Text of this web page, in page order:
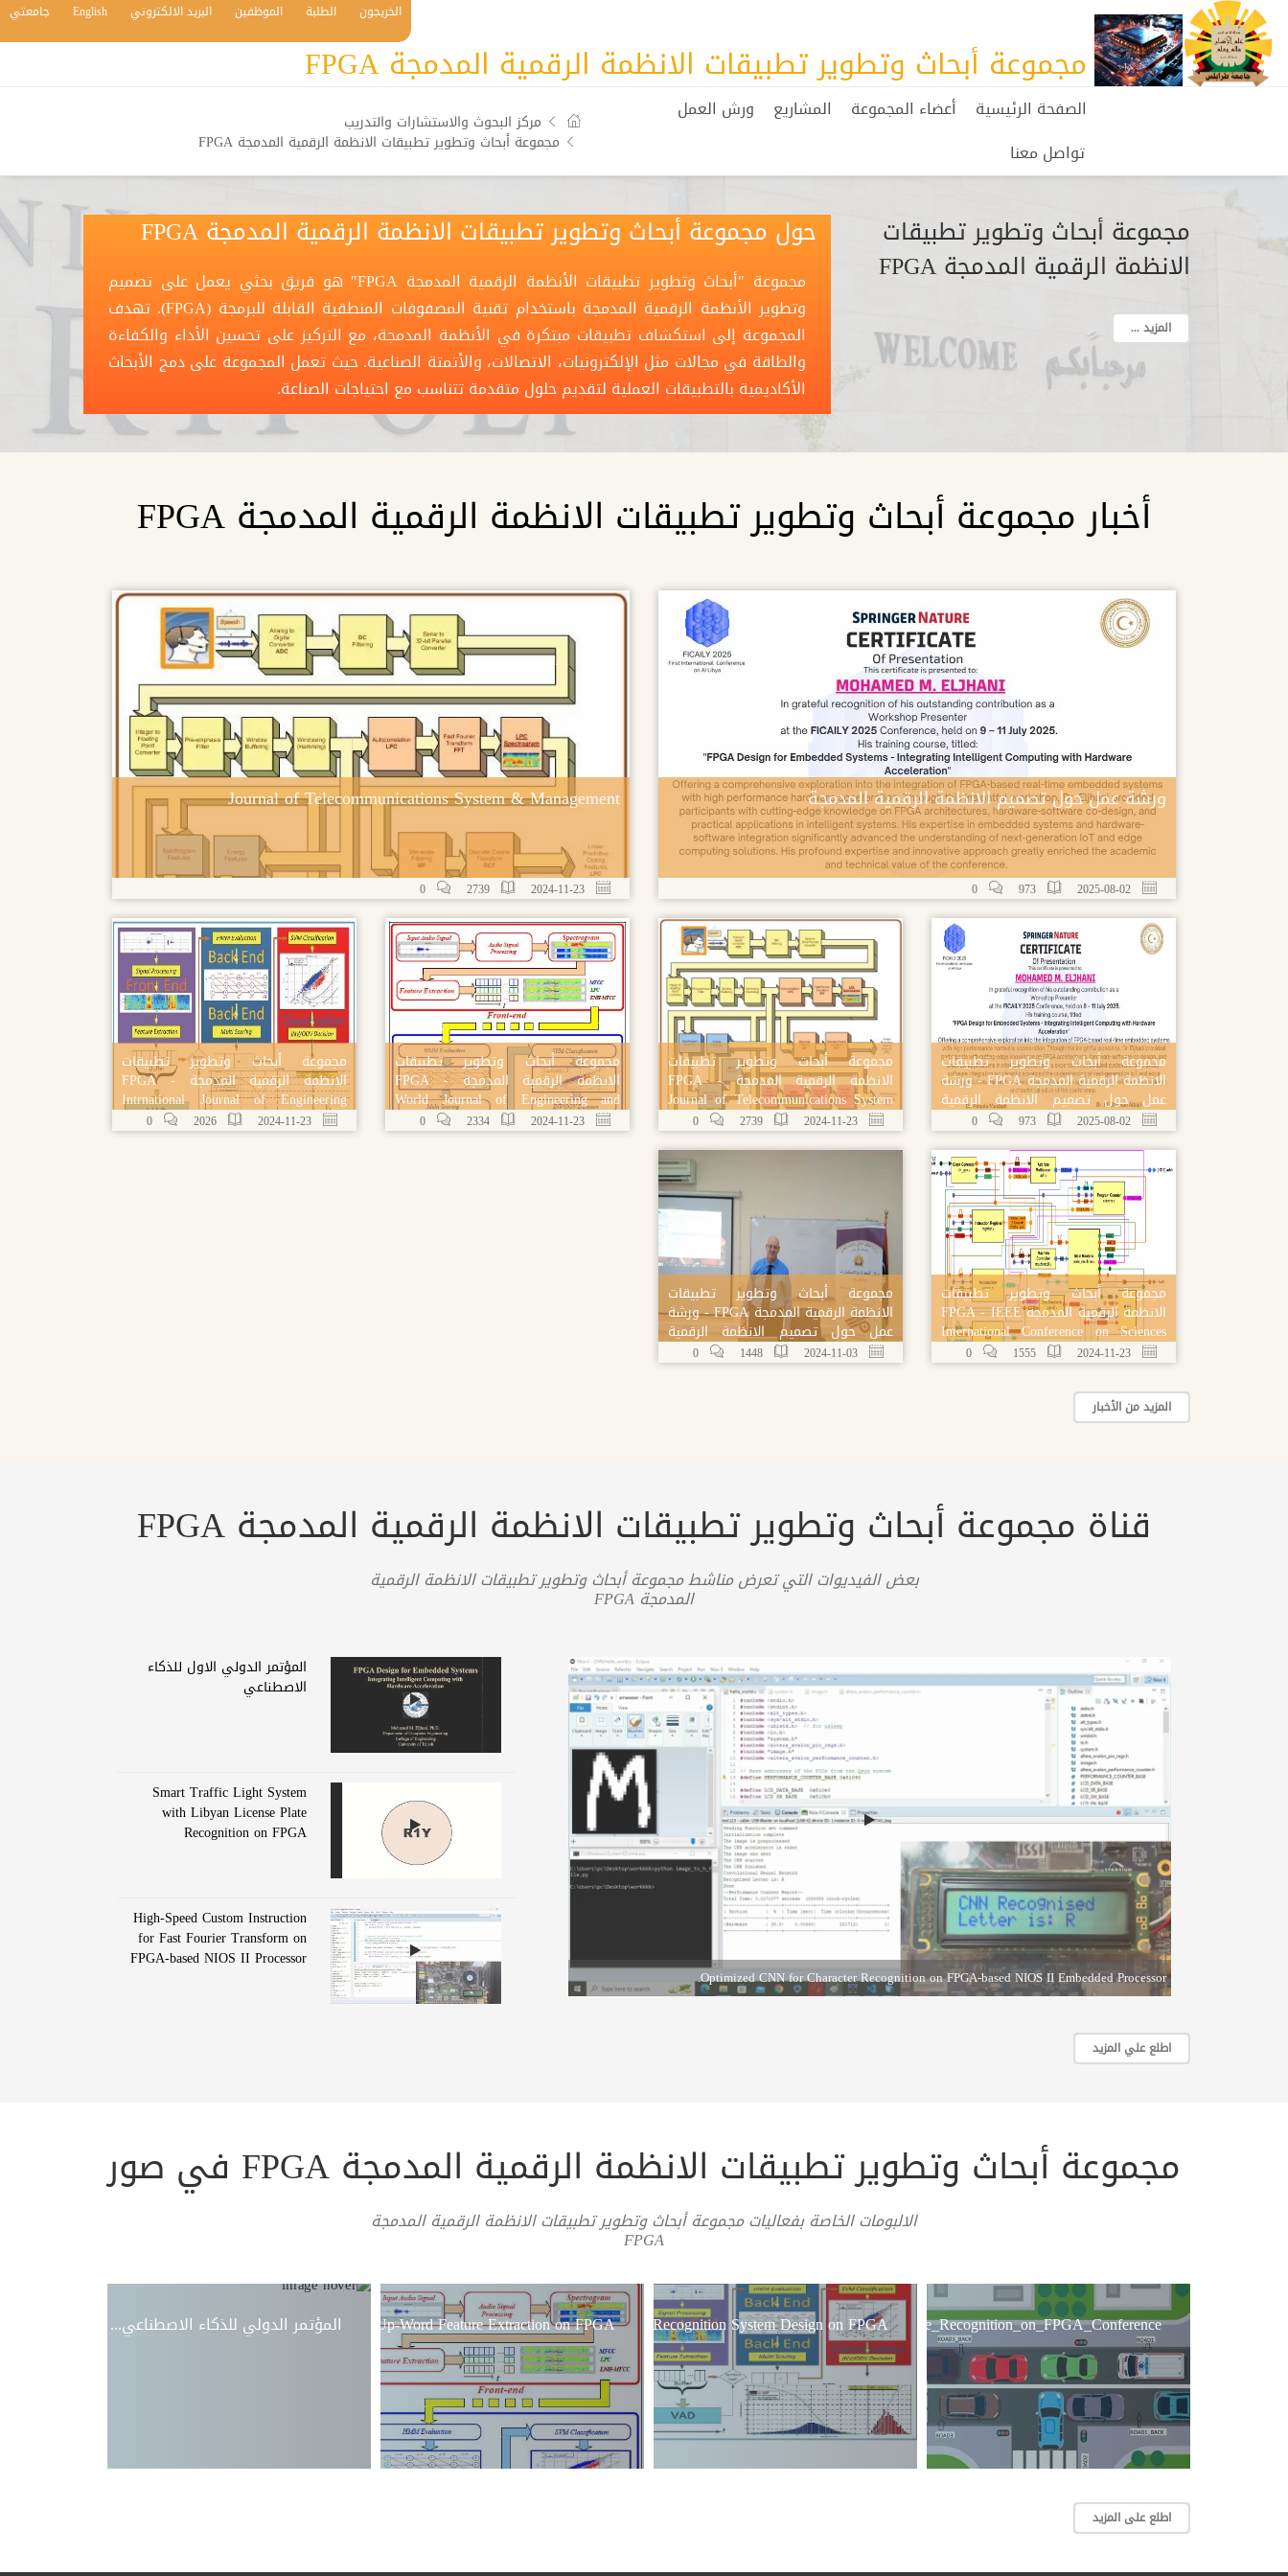
مجموعة أبحاث وتطوير تطبیقات الانظمة الرقمیة المدمجة FPGA
الخريجون الطلبة الموظفين البريد الالكتروني English جامعتي
الصفحة الرئيسية أعضاء المجموعة المشاريع
ورش العمل
تواصل معنا
مركز البحوث والاستشارات والتدريب
مجموعة أبحاث وتطوير تطبیقات الانظمة الرقمیة المدمجة FPGA
مجموعة أبحاث وتطوير تطبیقات
الانظمة الرقمیة المدمجة FPGA
المزيد ...
حول مجموعة أبحاث وتطوير تطبیقات الانظمة الرقمیة المدمجة FPGA
مجموعة "أبحاث وتطوير تطبيقات الأنظمة الرقمية المدمجة FPGA" هو فريق بحثي يعمل على تصميم
وتطوير الأنظمة الرقمية المدمجة باستخدام تقنية المصفوفات المنطقية القابلة للبرمجة (FPGA). تهدف
المجموعة إلى استكشاف تطبيقات مبتكرة في الأنظمة المدمجة، مع التركيز على تحسين الأداء والكفاءة
والطاقة في مجالات مثل الإلكترونيات، الاتصالات، والأتمتة الصناعية. حيث تعمل المجموعة على دمج الأبحاث
الأكاديمية بالتطبيقات العملية لتقديم حلول متقدمة تتناسب مع احتياجات الصناعة.
أخبار مجموعة أبحاث وتطوير تطبیقات الانظمة الرقمیة المدمجة FPGA
ورشة عمل حول تصميم الانظمة الرقمية المدمجة Journal of Telecommunications System & Management
مجموعة أبحاث وتطوير تطبیقات
الانظمة الرقمیة المدمجة FPGA - ورشة
عمل حول تصميم الانظمة الرقمية
المدمجة
مجموعة أبحاث وتطوير تطبیقات
الانظمة الرقمیة المدمجة FPGA -
Journal of Telecommunications System
& Management
مجموعة أبحاث وتطوير تطبیقات
الانظمة الرقمیة المدمجة FPGA -
World Journal of Engineering and
Technology
مجموعة أبحاث وتطوير تطبیقات
الانظمة الرقمیة المدمجة FPGA -
Intrnational Journal of Engineering
Research and Applications
مجموعة أبحاث وتطوير تطبیقات
الانظمة الرقمیة المدمجة FPGA - IEEE
International Conference on Sciences
and Techniques of Automatic Control
and Computer Engineering
مجموعة أبحاث وتطوير تطبیقات
الانظمة الرقمیة المدمجة FPGA - ورشة
عمل حول تصميم الانظمة الرقمية
المدمجة بمركز البحوث والاستشارات
والتدريب بجامعة طرابلس
المزيد من الأخبار
قناة مجموعة أبحاث وتطوير تطبیقات الانظمة الرقمیة المدمجة FPGA
بعض الفيديوات التي تعرض مناشط مجموعة أبحاث وتطوير تطبیقات الانظمة الرقمیة
المدمجة FPGA
Optimized CNN for Character Recognition on FPGA-based NIOS II Embedded Processor.
المؤتمر الدولي الاول للذكاء
الاصطناعي
Smart Traffic Light System
with Libyan License Plate
Recognition on FPGA
High-Speed Custom Instruction
for Fast Fourier Transform on
FPGA-based NIOS II Processor
اطلع علي المزيد
مجموعة أبحاث وتطوير تطبیقات الانظمة الرقمیة المدمجة FPGA في صور
الالبومات الخاصة بفعاليات مجموعة أبحاث وتطوير تطبیقات الانظمة الرقمیة المدمجة
FPGA
المؤتمر الدولي للذكاء الاصطناعيWake-Up-Word Feature Extraction on FPGA
Voice Activity Detector of Wake-Up-Word Speech Recognition System Design on FPGA
Design_and_Implementation_of_a_Smart_Traffic_Light_System_with_Libyan_License_Plate_Recognition_on_FPGA_Conference
اطلع على المزيد